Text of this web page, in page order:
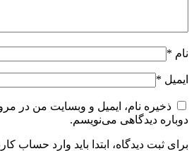
نام *
ایمیل *
ذخیره نام، ایمیل و وبسایت من در
دوباره دیدگاهی می‌نویسم.
برای ثبت دیدگاه، ابتدا باید وارد حساب